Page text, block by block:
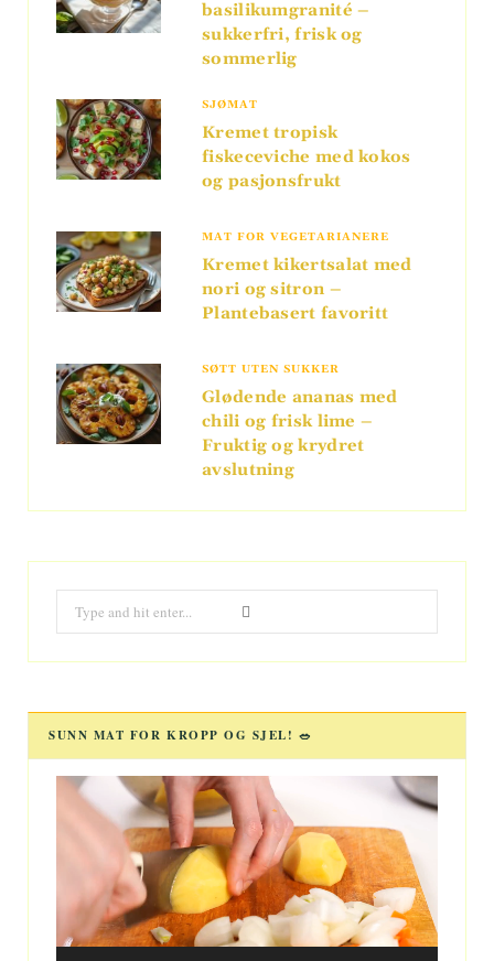
basilikumgranité –
sukkerfri, frisk og
sommerlig
SJØMAT
Kremet tropisk
fiskeceviche med kokos
og pasjonsfrukt
MAT FOR VEGETARIANERE
Kremet kikertsalat med
nori og sitron –
Plantebasert favoritt
SØTT UTEN SUKKER
Glødende ananas med
chili og frisk lime –
Fruktig og krydret
avslutning
Search
for:
SUNN MAT FOR KROPP OG SJEL! 🥗
Videoavspiller